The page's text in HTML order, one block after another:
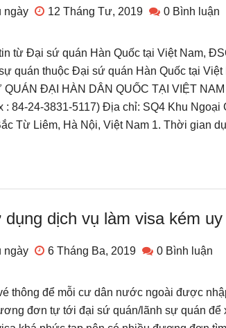
ngày 12 Tháng Tư, 2019 0 Bình luận
từ Đại sứ quán Hàn Quốc tại Việt Nam,
quán thuộc Đại sứ quán Hàn Quốc tại
ĐẠI HÀN DÂN QUỐC TẠI VIỆT NAM
: 84-24-3831-5117) Địa chỉ: SQ4 Khu
Từ Liêm, Hà Nội, Việt Nam 1. Thời gian
dịch vụ làm visa kém
ngày 6 Tháng Ba, 2019 0 Bình luận
thông để mỗi cư dân nước ngoài được
đơn tự tới đại sứ quán/lãnh sự quán để